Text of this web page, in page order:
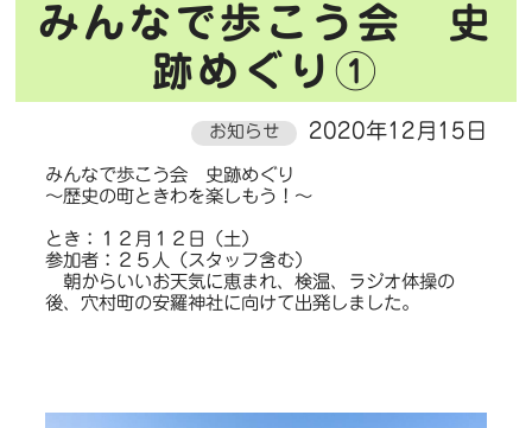
みんなで歩こう会 史
跡めぐり①
お知らせ 2020年12月15日
みんなで歩こう会 史跡めぐり
～歴史の町ときわを楽しもう！～
とき：１２月１２日（土）
参加者：２５人（スタッフ含む）
朝からいいお天気に恵まれ、検温、ラジオ体操の
後、穴村町の安羅神社に向けて出発しました。